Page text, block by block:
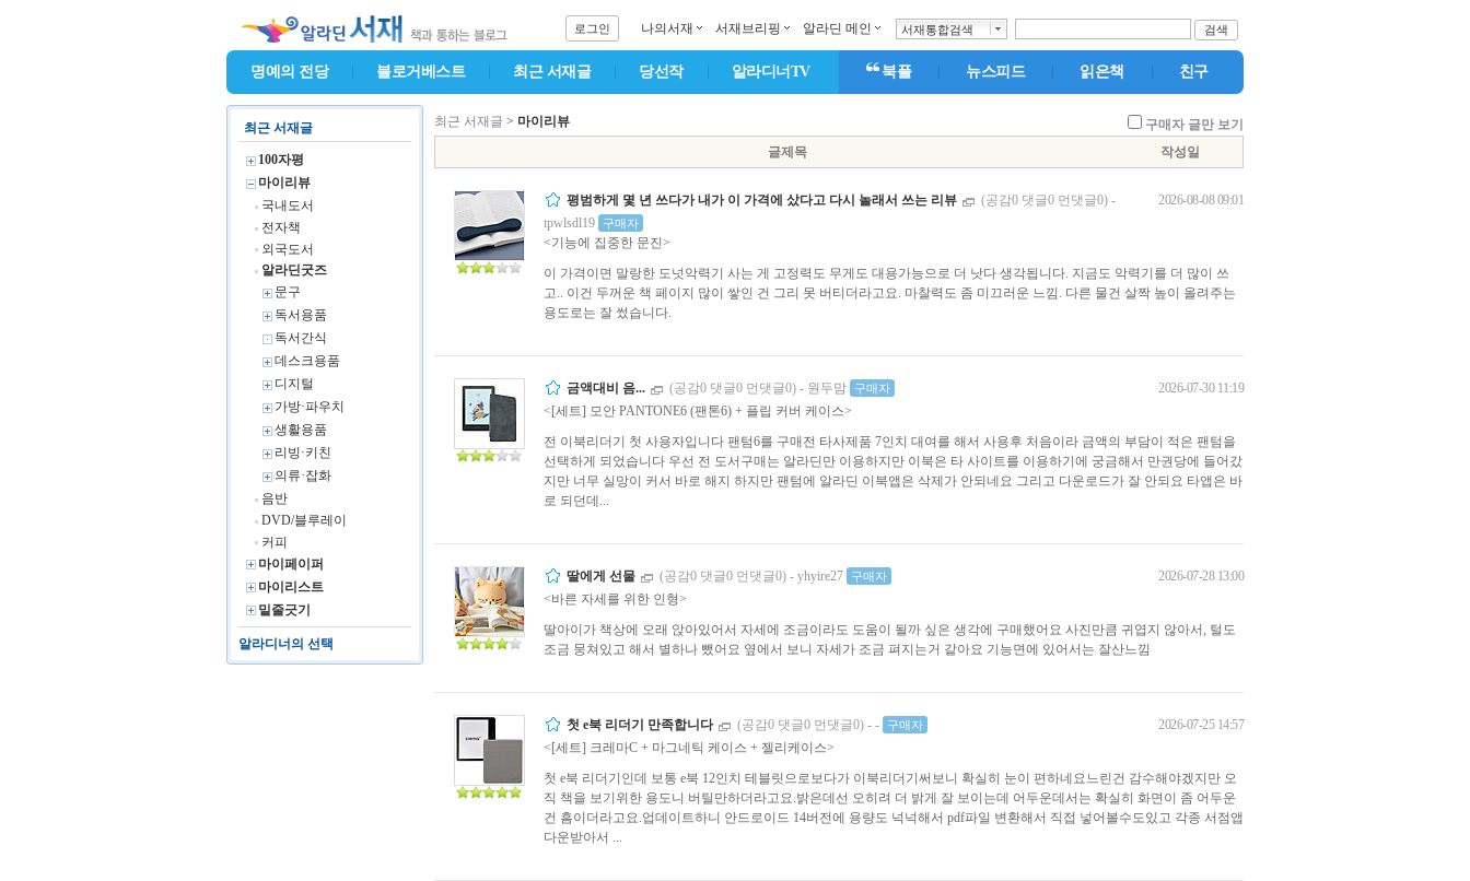
로그인 나의서재 서재브리핑 알라딘 메인 서재통합검색 검색
명예의 전당 블로거베스트 최근 서재글 당선작 알라디너TV 북플 뉴스피드 읽은책 친구
최근 서재글
100자평
마이리뷰
국내도서
전자책
외국도서
알라딘굿즈
문구
독서용품
독서간식
데스크용품
디지털
가방·파우치
생활용품
리빙·키친
의류·잡화
음반
DVD/블루레이
커피
마이페이퍼
마이리스트
밑줄긋기
알라디너의 선택
최근 서재글 > 마이리뷰
구매자 글만 보기
글제목
작성일
평범하게 몇 년 쓰다가 내가 이 가격에 샀다고 다시 놀래서 쓰는 리뷰 (공감0 댓글0 먼댓글0) -
tpwlsdl19
구매자
<기능에 집중한 문진>
2026-08-08 09:01
이 가격이면 말랑한 도넛악력기 사는 게 고정력도 무게도 대용가능으로 더 낫다 생각됩니다. 지금도 악력기를 더 많이 쓰
고.. 이건 두꺼운 책 페이지 많이 쌓인 건 그리 못 버티더라고요. 마찰력도 좀 미끄러운 느낌. 다른 물건 살짝 높이 올려주는
용도로는 잘 썼습니다.
금액대비 음... (공감0 댓글0 먼댓글0) - 원두맘 구매자
<[세트] 모안 PANTONE6 (팬톤6) + 플립 커버 케이스>
2026-07-30 11:19
전 이북리더기 첫 사용자입니다 팬텀6를 구매전 타사제품 7인치 대여를 해서 사용후 처음이라 금액의 부담이 적은 팬텀을
선택하게 되었습니다 우선 전 도서구매는 알라딘만 이용하지만 이북은 타 사이트를 이용하기에 궁금해서 만권당에 들어갔
지만 너무 실망이 커서 바로 해지 하지만 팬텀에 알라딘 이북앱은 삭제가 안되네요 그리고 다운로드가 잘 안되요 타앱은 바
로 되던데...
딸에게 선물 (공감0 댓글0 먼댓글0) - yhyire27 구매자
<바른 자세를 위한 인형>
2026-07-28 13:00
딸아이가 책상에 오래 앉아있어서 자세에 조금이라도 도움이 될까 싶은 생각에 구매했어요 사진만큼 귀엽지 않아서, 털도
조금 뭉쳐있고 해서 별하나 뺐어요 옆에서 보니 자세가 조금 펴지는거 같아요 기능면에 있어서는 잘산느낌
첫 e북 리더기 만족합니다 (공감0 댓글0 먼댓글0) - - 구매자
<[세트] 크레마C + 마그네틱 케이스 + 젤리케이스>
2026-07-25 14:57
첫 e북 리더기인데 보통 e북 12인치 테블릿으로보다가 이북리더기써보니 확실히 눈이 편하네요느린건 감수해야겠지만 오
직 책을 보기위한 용도니 버틸만하더라고요.밝은데선 오히려 더 밝게 잘 보이는데 어두운데서는 확실히 화면이 좀 어두운
건 흠이더라고요.업데이트하니 안드로이드 14버전에 용량도 넉넉해서 pdf파일 변환해서 직접 넣어볼수도있고 각종 서점앱
다운받아서 ...